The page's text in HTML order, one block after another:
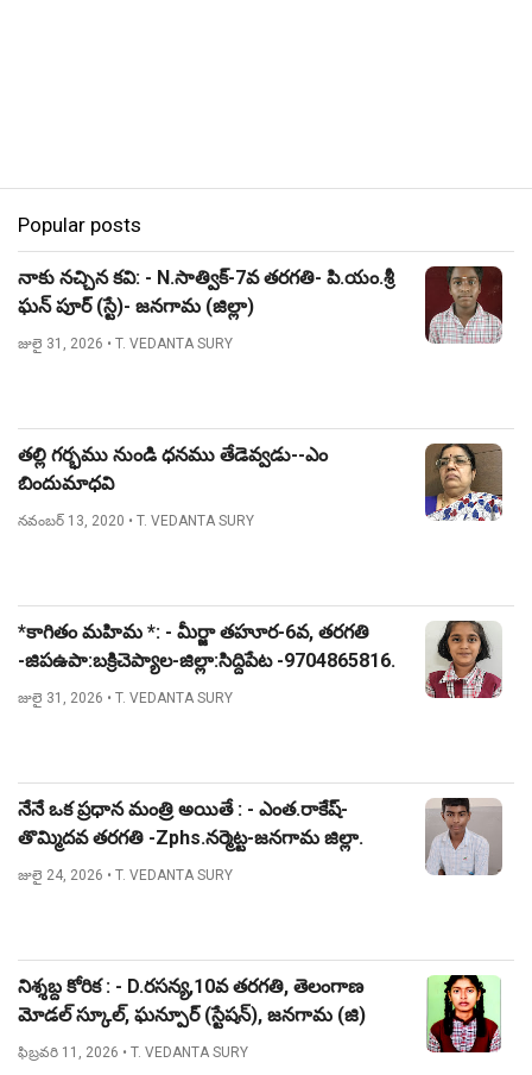
Popular posts
నాకు నచ్చిన కవి: - N.సాత్విక్-7వ తరగతి- పి.యం.శ్రీ
ఘన్ పూర్ (స్టే)- జనగామ (జిల్లా)
జులై 31, 2026 • T. VEDANTA SURY
తల్లి గర్భము నుండి ధనము తేడెవ్వడు--ఎం
బిందుమాధవి
నవంబర్ 13, 2020 • T. VEDANTA SURY
*కాగితం మహిమ *: - మీర్జా తహూర-6వ, తరగతి
-జిపఉపా:బక్రిచెప్యాల-జిల్లా:సిద్దిపేట -9704865816.
జులై 31, 2026 • T. VEDANTA SURY
నేనే ఒక ప్రధాన మంత్రి అయితే : - ఎంత.రాకేష్-
తొమ్మిదవ తరగతి -Zphs.నర్మెట్ట-జనగామ జిల్లా.
జులై 24, 2026 • T. VEDANTA SURY
నిశ్శబ్ద కోరిక : - D.రసన్య,10వ తరగతి, తెలంగాణ
మోడల్ స్కూల్, ఘన్పూర్ (స్టేషన్), జనగామ (జి)
ఫిబ్రవరి 11, 2026 • T. VEDANTA SURY